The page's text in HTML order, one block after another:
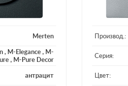
Merten
, M-Elegance, M-
, M-Pure Decor
антрацит
Производ.:
Серия:
Цвет: